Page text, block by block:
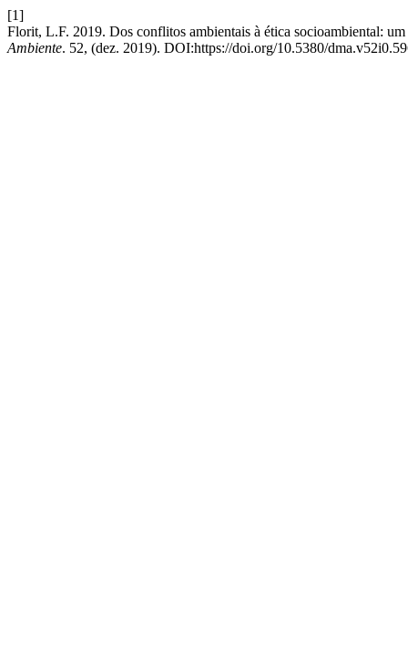
[1]
Florit, L.F. 2019. Dos conflitos ambientais à ética socioambiental:
Ambiente. 52, (dez. 2019). DOI:https://doi.org/10.5380/